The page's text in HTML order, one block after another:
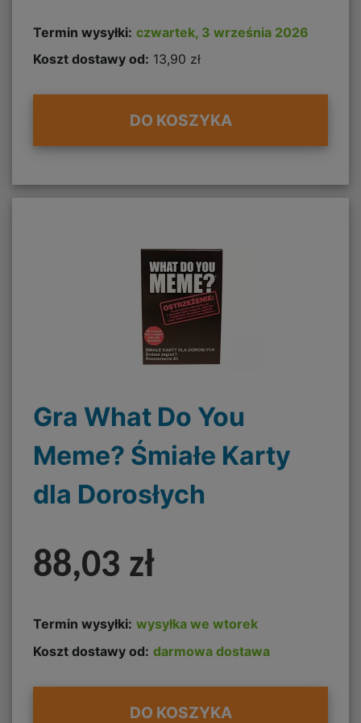
Termin wysyłki: czwartek, 3 września 2026
Koszt dostawy od: 13,90 zł
DO KOSZYKA
Gra What Do You
Meme? Śmiałe Karty
dla Dorosłych
88,03 zł
Termin wysyłki: wysyłka we wtorek
Koszt dostawy od: darmowa dostawa
DO KOSZYKA